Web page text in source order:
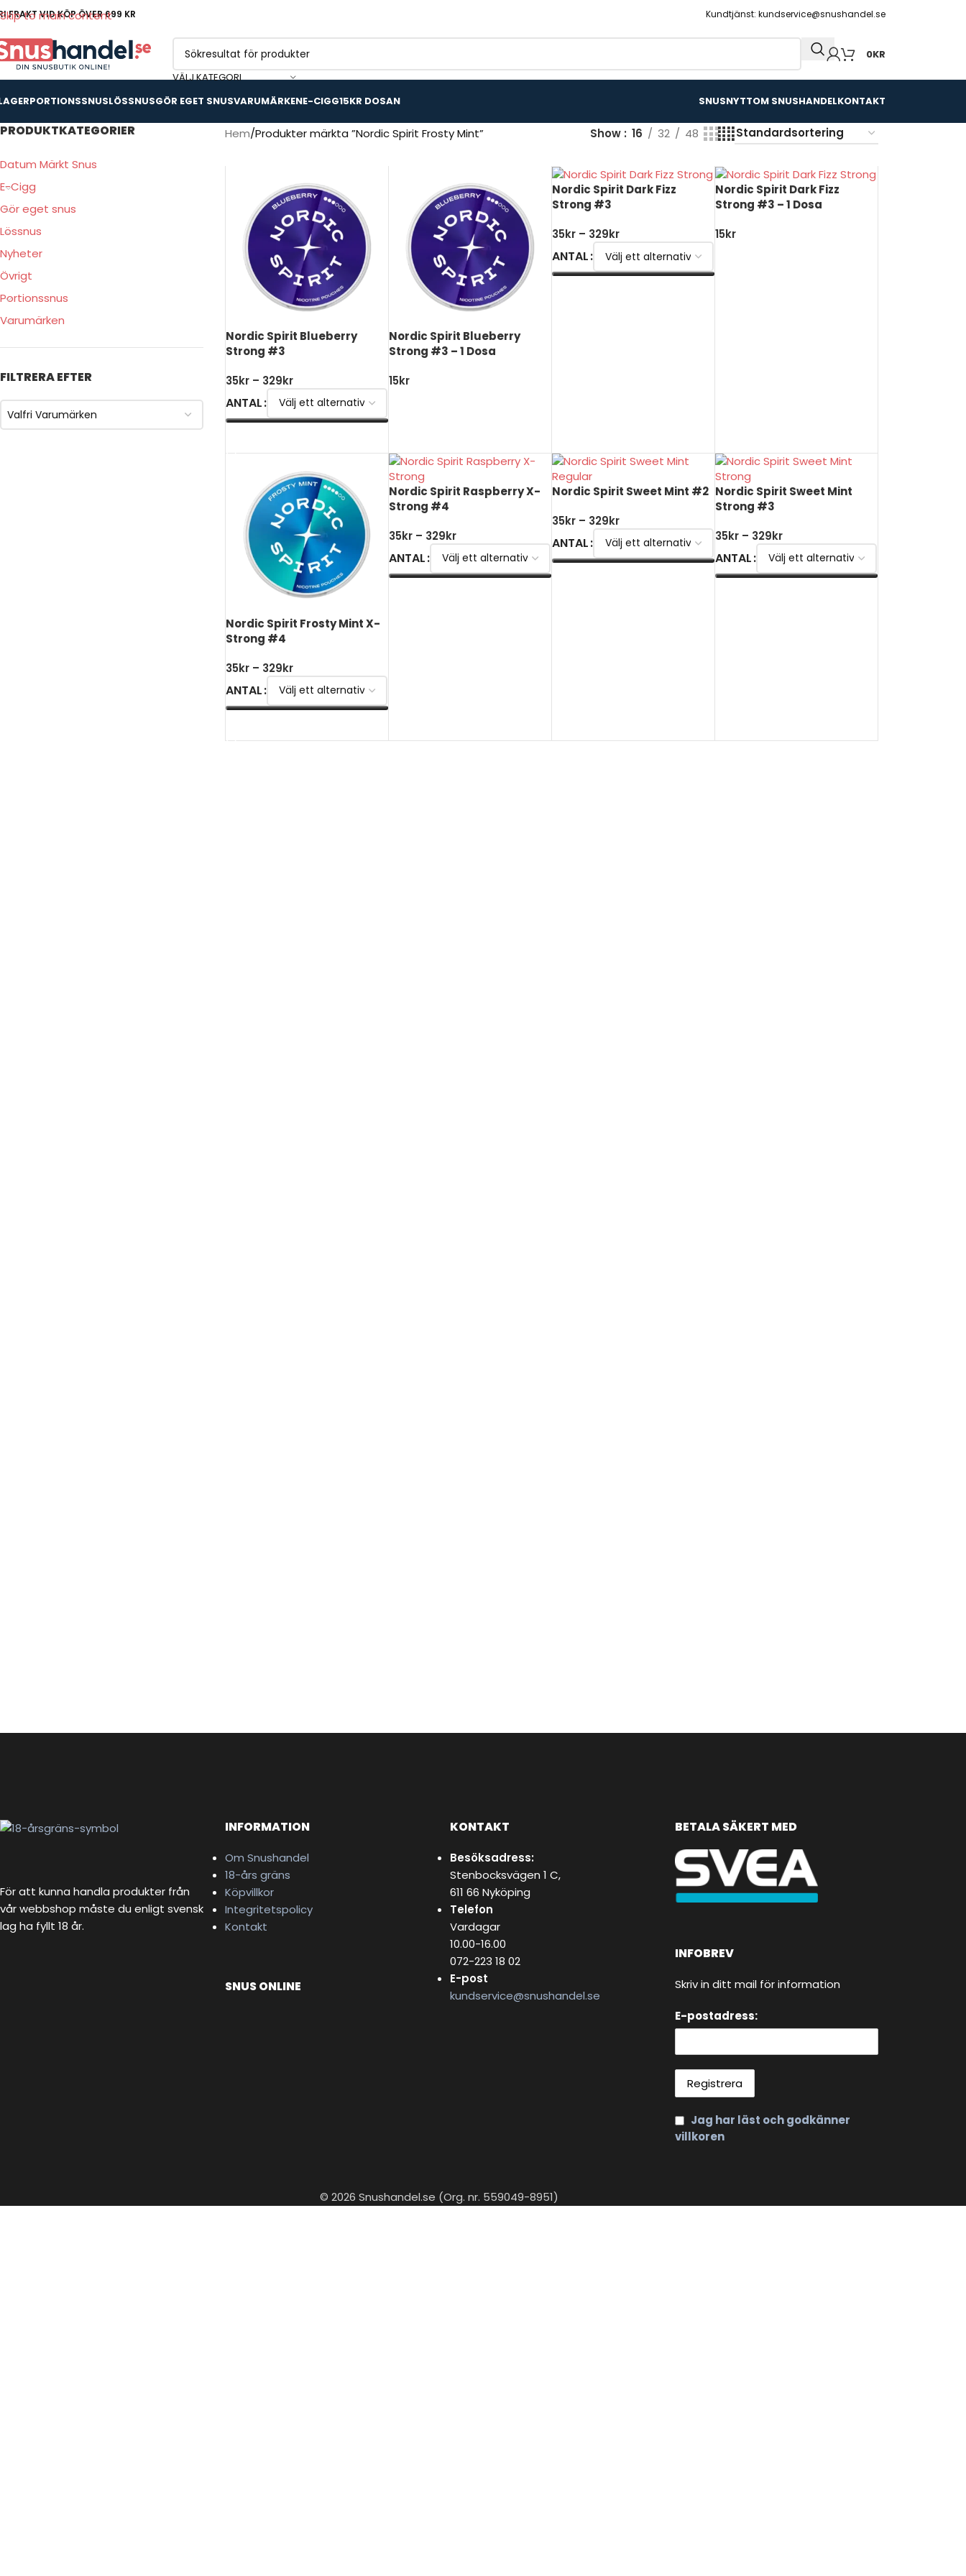
Skip to main content
FRAKT VID KÖP ÖVER 699 KR Kundtjänst: kundservice@snushandel.se
VÄLJ KATEGORI
0KR
PORTIONSSNUSLÖSSNUSGÖR EGET SNUSVARUMÄRKENE-CIGG15KR DOSAN SNUSNYTTOM SNUSHANDELKONTAKT
PRODUKTKATEGORIER
Datum Märkt Snus
E-Cigg
Gör eget snus
Lössnus
Nyheter
Övrigt
Portionssnus
Varumärken
FILTRERA EFTER
Valfri Varumärken
Hem Produkter märkta ”Nordic Spirit Frosty Mint” Show 16 32 48
Nordic Spirit Blueberry
Strong #3
35kr – 329kr
ANTAL
Nordic Spirit Blueberry
Strong #3 – 1 Dosa
15kr
Nordic Spirit Dark Fizz
Strong #3
35kr – 329kr
ANTAL
Nordic Spirit Dark Fizz
Strong #3 – 1 Dosa
15kr
Nordic Spirit Frosty Mint X-
Strong #4
35kr – 329kr
ANTAL
Nordic Spirit Raspberry X-
Strong #4
35kr – 329kr
ANTAL
Nordic Spirit Sweet Mint #2
35kr – 329kr
ANTAL
Nordic Spirit Sweet Mint
Strong #3
35kr – 329kr
ANTAL
För att kunna handla produkter från
vår webbshop måste du enligt svensk
lag ha fyllt 18 år.
INFORMATION
Om Snushandel
18-års gräns
Köpvillkor
Integritetspolicy
Kontakt
SNUS ONLINE
KONTAKT
Besöksadress:
Stenbocksvägen 1 C,
611 66 Nyköping
Telefon
Vardagar
10.00-16.00
072-223 18 02
E-post
kundservice@snushandel.se
BETALA SÄKERT MED
INFOBREV
Skriv in ditt mail för information
E-postadress:
Jag har läst och godkänner
villkoren
© 2026 Snushandel.se (Org. nr. 559049-8951)